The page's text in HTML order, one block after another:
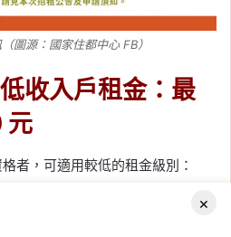
圖源：國家住都中心 FB）
收入戶租金：最
元
者，可適用較低的租金級別：
×